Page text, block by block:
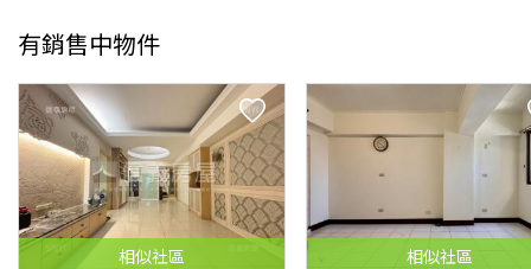
有銷售中物件
相似社區 相似社區